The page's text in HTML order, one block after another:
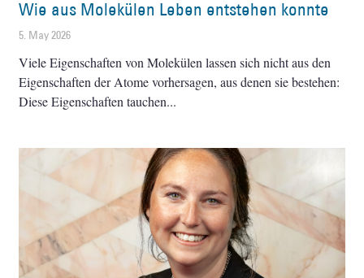
Wie aus Molekülen Leben entstehen konnte
5. May 2026
Viele Eigenschaften von Molekülen lassen sich nicht aus den
Eigenschaften der Atome vorhersagen, aus denen sie bestehen:
Diese Eigenschaften tauchen